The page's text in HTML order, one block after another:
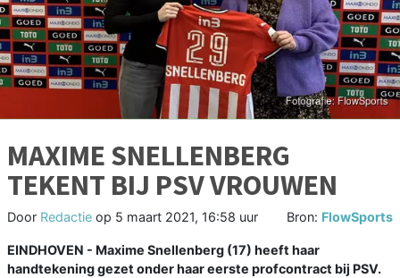
MAXIME SNELLENBERG
TEKENT BIJ PSV VROUWEN
Door Redactie op 5 maart 2021, 16:58 uur Bron: FlowSports
EINDHOVEN - Maxime Snellenberg (17) heeft haar
handtekening gezet onder haar eerste profcontract bij PSV.